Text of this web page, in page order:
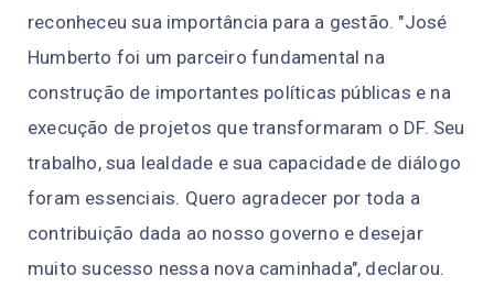
reconheceu sua importância para a gestão. "José
Humberto foi um parceiro fundamental na
construção de importantes políticas públicas e na
execução de projetos que transformaram o DF. Seu
trabalho, sua lealdade e sua capacidade de diálogo
foram essenciais. Quero agradecer por toda a
contribuição dada ao nosso governo e desejar
muito sucesso nessa nova caminhada", declarou.